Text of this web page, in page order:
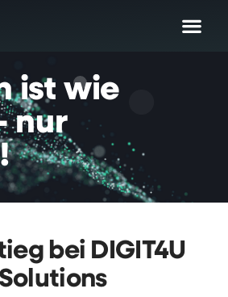
ist wie
nur
bei DIGIT4U